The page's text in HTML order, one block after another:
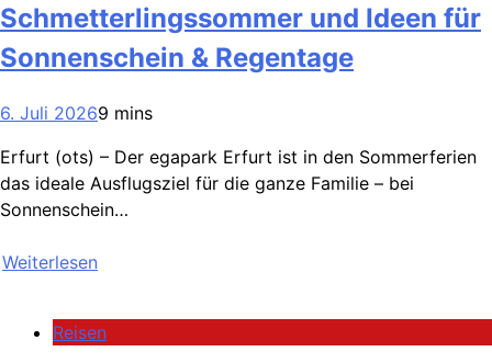
Schmetterlingssommer und Ideen für
Sonnenschein & Regentage
6. Juli 20269 mins
Erfurt (ots) – Der egapark Erfurt ist in den Sommerferien
das ideale Ausflugsziel für die ganze Familie – bei
Sonnenschein…
Weiterlesen
Reisen